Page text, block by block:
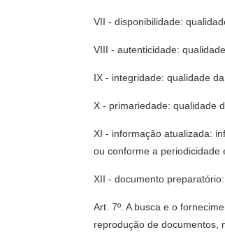
VII - disponibilidade:
VIII - autenticidade:
IX - integridade: qualidade
X - primariedade: qualidade
XI - informação atualizada:
ou conforme a periodicidade
XII - documento
Art. 7º. A busca e o
reprodução de documentos,